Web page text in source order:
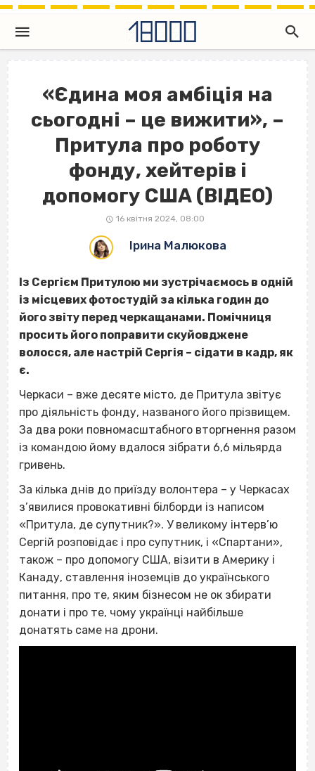
«Єдина моя амбіція на
сьогодні – це вижити», –
Притула про роботу
фонду, хейтерів і
допомогу США (ВІДЕО)
16 квітня 2024, 08:00
Ірина Малюкова
Із Сергієм Притулою ми зустрічаємось в одній
із місцевих фотостудій за кілька годин до
його звіту перед черкащанами. Помічниця
просить його поправити скуйовджене
волосся, але настрій Сергія – сідати в кадр, як
є.
Черкаси – вже десяте місто, де Притула звітує
про діяльність фонду, названого його прізвищем.
За два роки повномасштабного вторгнення разом
із командою йому вдалося зібрати 6,6 мільярда
гривень.
За кілька днів до приїзду волонтера – у Черкасах
з’явилися провокативні білборди із написом
«Притула, де супутник?». У великому інтерв’ю
Сергій розповідає і про супутник, і «Спартани»,
також – про допомогу США, візити в Америку і
Канаду, ставлення іноземців до українського
питання, про те, яким бізнесом не ок збирати
донати і про те, чому українці найбільше
донатять саме на дрони.